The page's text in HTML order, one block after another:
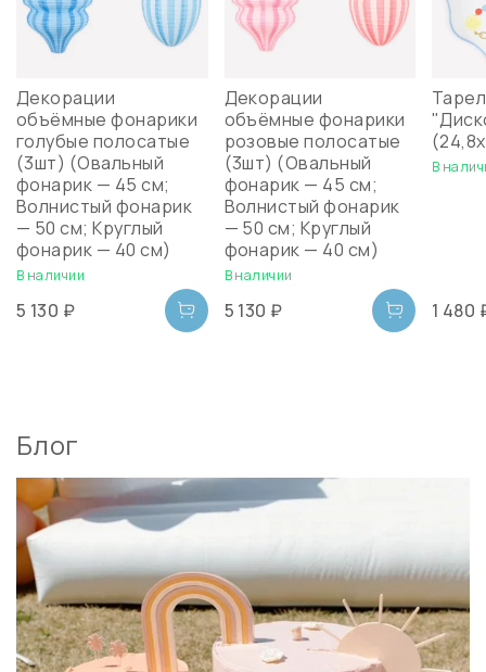
Декорации
объёмные фонарики
голубые полосатые
(3шт) (Овальный
фонарик — 45 см;
Волнистый фонарик
— 50 см; Круглый
фонарик — 40 см)
В наличии
5 130 ₽
Декорации
объёмные фонарики
розовые полосатые
(3шт) (Овальный
фонарик — 45 см;
Волнистый фонарик
— 50 см; Круглый
фонарик — 40 см)
В наличии
5 130 ₽
В
1 480
Блог